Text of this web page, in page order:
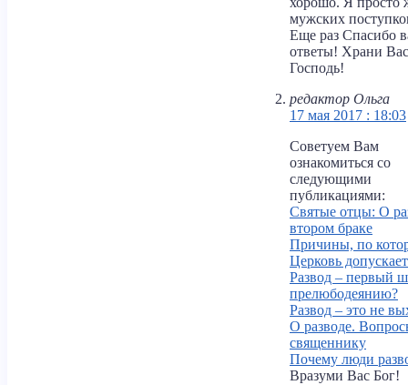
мужских
Еще раз Спасибо
ответы! Храни Вас
Господь!
редактор Ольга
17 мая 2017 : 18:03
Советуем Вам
ознакомиться со
следующими
публикациями:
Святые отцы: О
втором браке
Причины, по
Церковь
Развод – первый
прелюбодеянию?
Развод – это не
О разводе.
священнику
Почему люди
Вразуми Вас Бог!